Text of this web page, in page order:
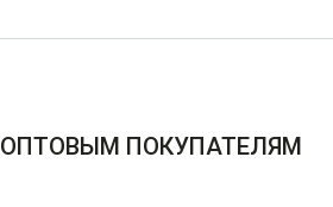
ОПТОВЫМ ПОКУПАТЕЛЯМ